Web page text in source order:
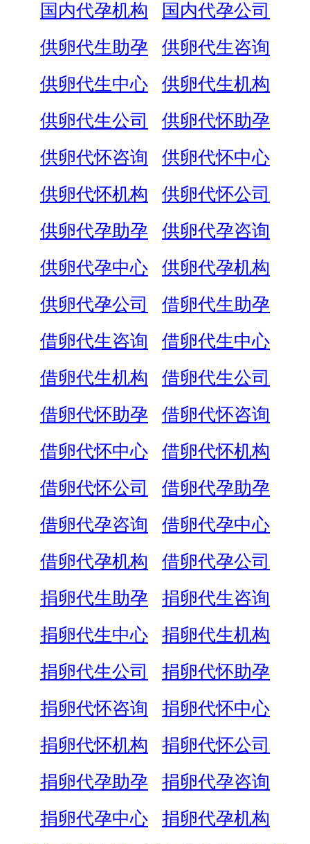
国内代孕机构
国内代孕公司
供卵代生助孕
供卵代生咨询
供卵代生中心
供卵代生机构
供卵代生公司
供卵代怀助孕
供卵代怀咨询
供卵代怀中心
供卵代怀机构
供卵代怀公司
供卵代孕助孕
供卵代孕咨询
供卵代孕中心
供卵代孕机构
供卵代孕公司
借卵代生助孕
借卵代生咨询
借卵代生中心
借卵代生机构
借卵代生公司
借卵代怀助孕
借卵代怀咨询
借卵代怀中心
借卵代怀机构
借卵代怀公司
借卵代孕助孕
借卵代孕咨询
借卵代孕中心
借卵代孕机构
借卵代孕公司
捐卵代生助孕
捐卵代生咨询
捐卵代生中心
捐卵代生机构
捐卵代生公司
捐卵代怀助孕
捐卵代怀咨询
捐卵代怀中心
捐卵代怀机构
捐卵代怀公司
捐卵代孕助孕
捐卵代孕咨询
捐卵代孕中心
捐卵代孕机构